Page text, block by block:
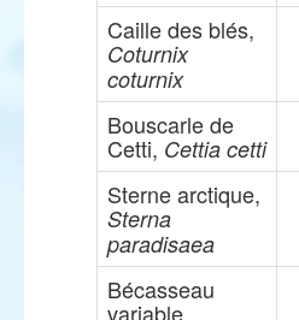
Caille des blés,
Coturnix
coturnix
Bouscarle de
Cetti, Cettia cetti
Sterne arctique,
Sterna
paradisaea
Bécasseau
variable,